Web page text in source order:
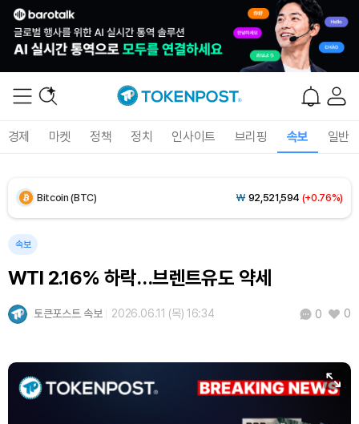
경제 마켓 정책 정치 인사이트 브리핑 속보 일반
Solana (SOL) ₩ 105,258(+1.36%)
Bitcoin (BTC) ₩ 92,521,594 (+0.76%)
속보
WTI 2.16% 하락…브렌트유도 약세
토큰포스트 속보 2026.06.11 (목) 16:34 0 0